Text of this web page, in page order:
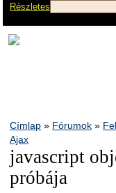
Részletes
Címlap » Fórumok »
Ajax
javascript
próbája